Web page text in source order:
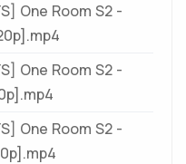
One Room S2 -
One Room S2 -
One Room S2 -